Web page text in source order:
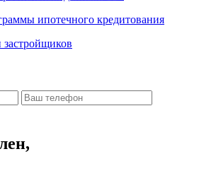
ипотечного кредитования